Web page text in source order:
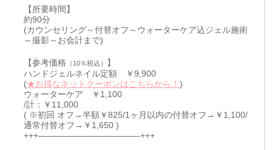
【所要時間】
約90分
(カウンセリング～付替オフ～ウォーターケア込ジェル施術
～撮影～お会計まで)
【参考価格 （10％税込）
】
ハンドジェルネイル定額 ￥9,900
(★お得なネットクーポンはこちらから！)
ウォーターケア ￥1,100
/計：￥11,000
( ※初回 オフ→半額￥825/1ヶ月以内の付替オフ→￥1,100/
通常付替オフ→￥1,650 )
+++————————————+++